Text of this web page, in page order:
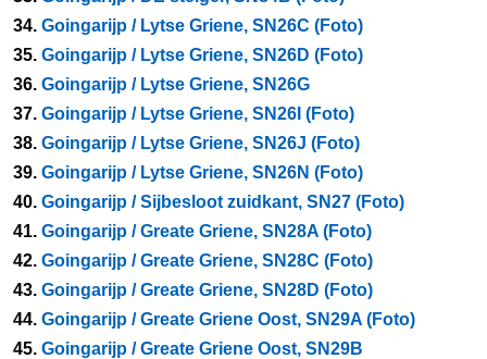
34. Goingarijp / Lytse Griene, SN26C (Foto)
35. Goingarijp / Lytse Griene, SN26D (Foto)
36. Goingarijp / Lytse Griene, SN26G
37. Goingarijp / Lytse Griene, SN26I (Foto)
38. Goingarijp / Lytse Griene, SN26J (Foto)
39. Goingarijp / Lytse Griene, SN26N (Foto)
40. Goingarijp / Sijbesloot zuidkant, SN27 (Foto)
41. Goingarijp / Greate Griene, SN28A (Foto)
42. Goingarijp / Greate Griene, SN28C (Foto)
43. Goingarijp / Greate Griene, SN28D (Foto)
44. Goingarijp / Greate Griene Oost, SN29A (Foto)
45. Goingarijp / Greate Griene Oost, SN29B